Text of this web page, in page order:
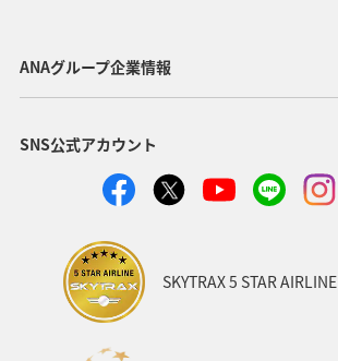
ANAグループ企業情報
SNS公式アカウント
SKYTRAX 5 STAR AIRLINE